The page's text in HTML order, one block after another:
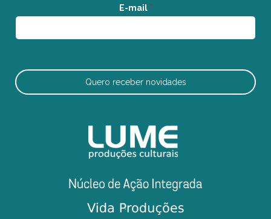
E-mail *
Quero receber novidades